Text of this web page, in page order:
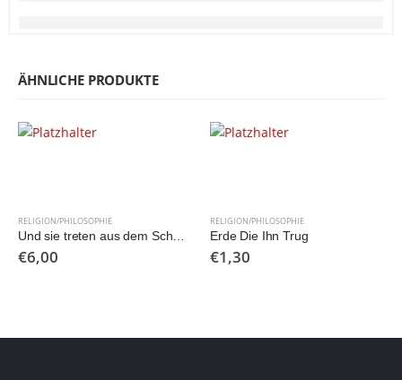
ÄHNLICHE PRODUKTE
RELIGION/PHILOSOPHIE
Und sie treten aus dem Schatten. Erster Frauengeschichtswettbewerb der Evangelisch- Lutherischen Kirche in Bayern.
€6,00
RELIGION/PHILOSOPHIE
Erde Die Ihn Trug
€1,30